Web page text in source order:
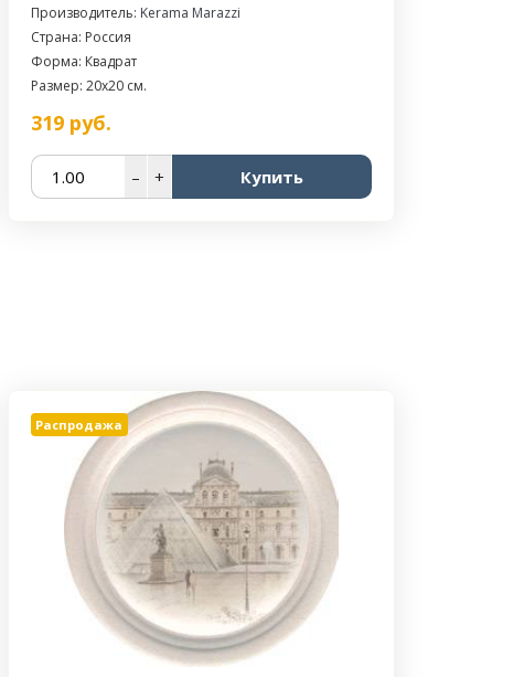
Производитель: Kerama Marazzi
Страна: Россия
Форма: Квадрат
Размер: 20x20 см.
319руб.
– + Купить
Распродажа